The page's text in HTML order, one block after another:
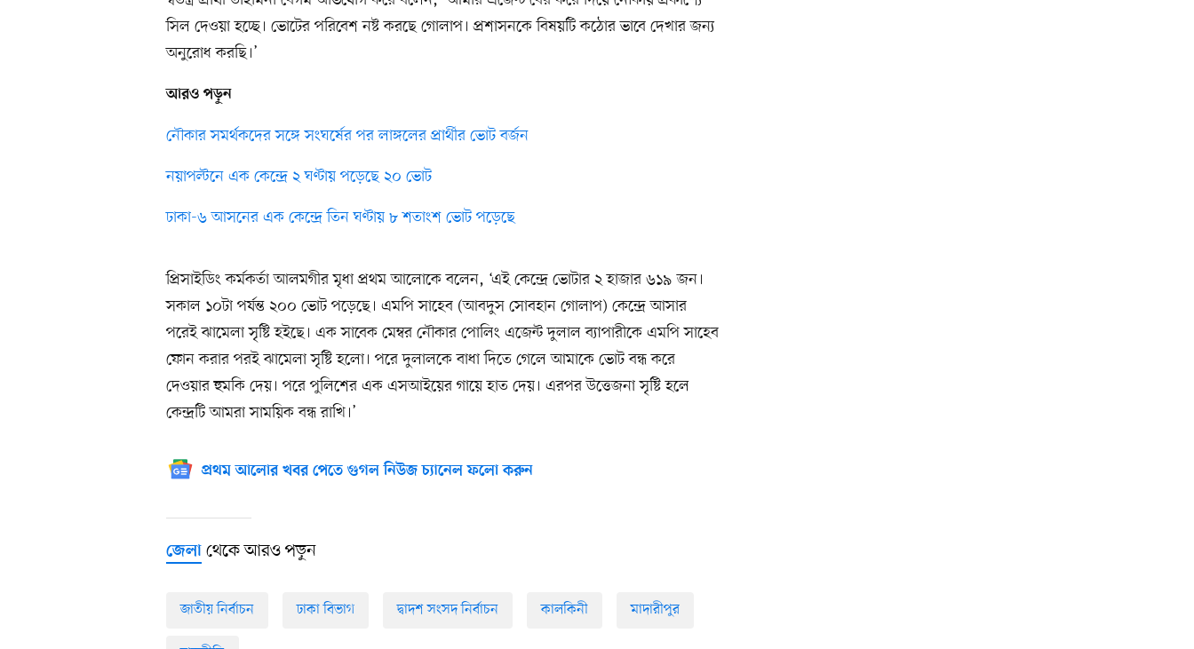
সিল দেওয়া হচ্ছে। ভোটের পরিবেশ নষ্ট করছে গোলাপ। প্রশাসনকে বিষয়টি কঠোর ভাবে দেখার জন্য
অনুরোধ করছি।’
আরও পড়ুন
নৌকার সমর্থকদের সঙ্গে সংঘর্ষের পর লাঙ্গলের প্রার্থীর ভোট বর্জন
নয়াপল্টনে এক কেন্দ্রে ২ ঘণ্টায় পড়েছে ২০ ভোট
ঢাকা-৬ আসনের এক কেন্দ্রে তিন ঘণ্টায় ৮ শতাংশ ভোট পড়েছে
প্রিসাইডিং কর্মকর্তা আলমগীর মৃধা প্রথম আলোকে বলেন, ‘এই কেন্দ্রে ভোটার ২ হাজার ৬১৯ জন।
সকাল ১০টা পর্যন্ত ২০০ ভোট পড়েছে। এমপি সাহেব (আবদুস সোবহান গোলাপ) কেন্দ্রে আসার
পরেই ঝামেলা সৃষ্টি হইছে। এক সাবেক মেম্বর নৌকার পোলিং এজেন্ট দুলাল ব্যাপারীকে এমপি সাহেব
ফোন করার পরই ঝামেলা সৃষ্টি হলো। পরে দুলালকে বাধা দিতে গেলে আমাকে ভোট বন্ধ করে
দেওয়ার হুমকি দেয়। পরে পুলিশের এক এসআইয়ের গায়ে হাত দেয়। এরপর উত্তেজনা সৃষ্টি হলে
কেন্দ্রটি আমরা সাময়িক বন্ধ রাখি।’
প্রথম আলোর খবর পেতে গুগল নিউজ চ্যানেল ফলো করুন
জেলা থেকে আরও পড়ুন
জাতীয় নির্বাচন ঢাকা বিভাগ দ্বাদশ সংসদ নির্বাচন কালকিনী মাদারীপুর